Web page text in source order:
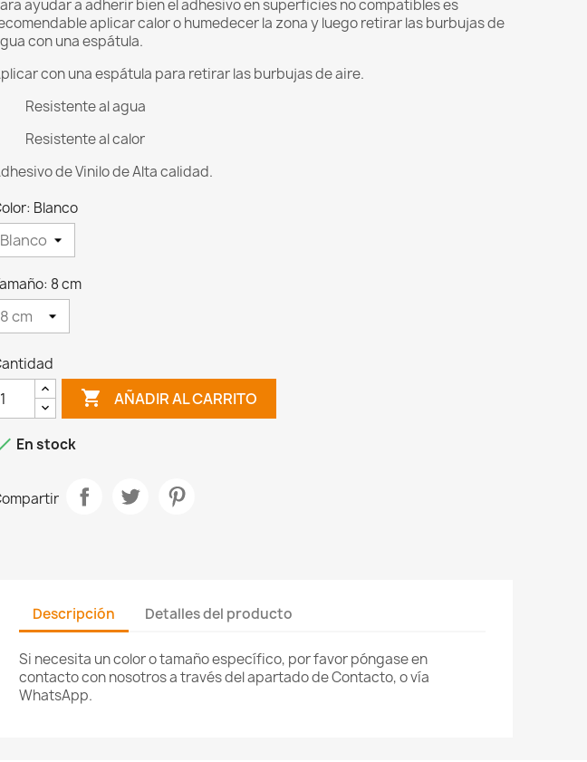
ayudar a adherir bien el adhesivo en superficies no compatibles es
aplicar calor o humedecer la zona y luego retirar las burbujas de
con una espátula.
con una espátula para retirar las burbujas de aire.
Resistente al agua
Resistente al calor
de Vinilo de Alta calidad.
Blanco
8 cm
 AÑADIR AL CARRITO
En stock
Descripción Detalles del producto
Si necesita un color o tamaño específico, por favor póngase en
contacto con nosotros a través del apartado de Contacto, o vía
WhatsApp.